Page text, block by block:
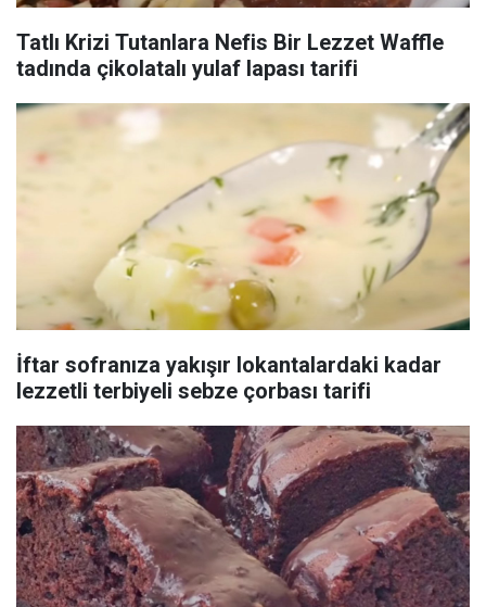
Tatlı Krizi Tutanlara Nefis Bir Lezzet Waffle
tadında çikolatalı yulaf lapası tarifi
İftar sofranıza yakışır lokantalardaki kadar
lezzetli terbiyeli sebze çorbası tarifi